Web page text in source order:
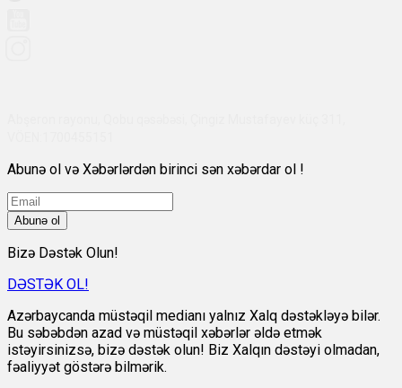
Abunə ol və Xəbərlərdən birinci sən xəbərdar ol !
Abunə ol
Bizə Dəstək Olun!
DƏSTƏK OL!
Azərbaycanda müstəqil medianı yalnız Xalq dəstəkləyə bilər.
Bu səbəbdən azad və müstəqil xəbərlər əldə etmək
istəyirsinizsə, bizə dəstək olun! Biz Xalqın dəstəyi olmadan,
fəaliyyət göstərə bilmərik.